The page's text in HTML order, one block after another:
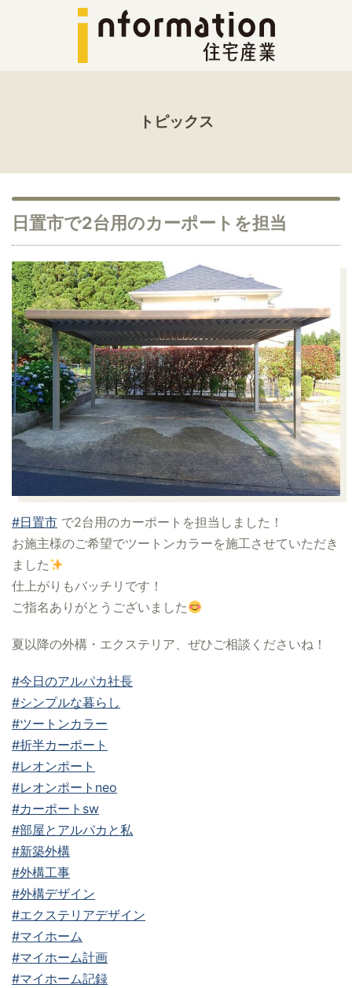
トピックス
日置市で2台用のカーポートを担当
#日置市 で2台用のカーポートを担当しました！
お施主様のご希望でツートンカラーを施工させていただき
ました
仕上がりもバッチリです！
ご指名ありがとうございました
夏以降の外構・エクステリア、ぜひご相談くださいね！
#今日のアルパカ社長
#シンプルな暮らし
#ツートンカラー
#折半カーポート
#レオンポート
#レオンポートneo
#カーポートsw
#部屋とアルパカと私
#新築外構
#外構工事
#外構デザイン
#エクステリアデザイン
#マイホーム
#マイホーム計画
#マイホーム記録